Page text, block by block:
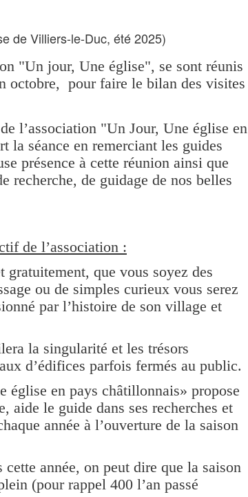
de Villiers-le-Duc, été 2025)
"Un jour, Une église", se sont réunis
octobre, pour faire le bilan des visites
l’association "Un Jour, Une église en
la séance en remerciant les guides
présence à cette réunion ainsi que
recherche, de guidage de nos belles
de l’association :
gratuitement, que vous soyez des
ou de simples curieux vous serez
par l’histoire de son village et
la singularité et les trésors
d’édifices parfois fermés au public.
église en pays châtillonnais» propose
aide le guide dans ses recherches et
année à l’ouverture de la saison
année, on peut dire que la saison
(pour rappel 400 l’an passé